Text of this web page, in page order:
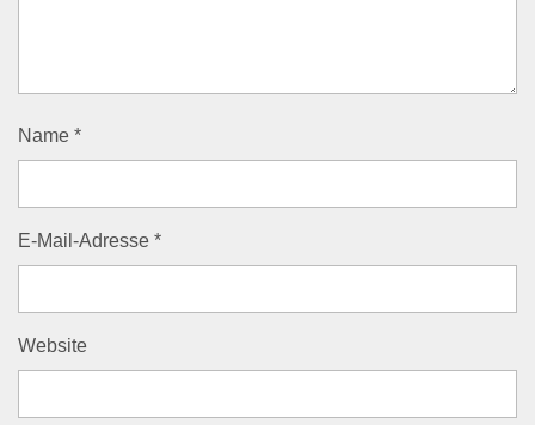
Name *
E-Mail-Adresse *
Website